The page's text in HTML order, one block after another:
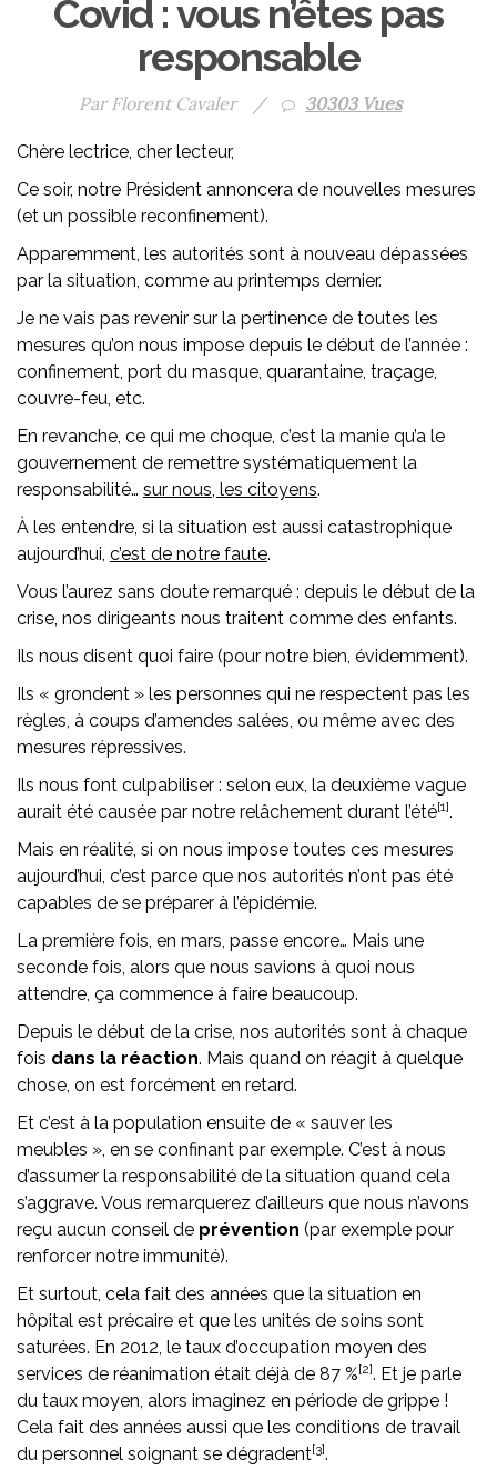
Covid : vous n’êtes pas
responsable
Par Florent Cavaler / 30303 Vues
Chère lectrice, cher lecteur,
Ce soir, notre Président annoncera de nouvelles mesures
(et un possible reconfinement).
Apparemment, les autorités sont à nouveau dépassées
par la situation, comme au printemps dernier.
Je ne vais pas revenir sur la pertinence de toutes les
mesures qu’on nous impose depuis le début de l’année :
confinement, port du masque, quarantaine, traçage,
couvre-feu, etc.
En revanche, ce qui me choque, c’est la manie qu’a le
gouvernement de remettre systématiquement la
responsabilité… sur nous, les citoyens.
À les entendre, si la situation est aussi catastrophique
aujourd’hui, c’est de notre faute.
Vous l’aurez sans doute remarqué : depuis le début de la
crise, nos dirigeants nous traitent comme des enfants.
Ils nous disent quoi faire (pour notre bien, évidemment).
Ils « grondent » les personnes qui ne respectent pas les
règles, à coups d’amendes salées, ou même avec des
mesures répressives.
Ils nous font culpabiliser : selon eux, la deuxième vague
aurait été causée par notre relâchement durant l’été[1].
Mais en réalité, si on nous impose toutes ces mesures
aujourd’hui, c’est parce que nos autorités n’ont pas été
capables de se préparer à l’épidémie.
La première fois, en mars, passe encore… Mais une
seconde fois, alors que nous savions à quoi nous
attendre, ça commence à faire beaucoup.
Depuis le début de la crise, nos autorités sont à chaque
fois dans la réaction. Mais quand on réagit à quelque
chose, on est forcément en retard.
Et c’est à la population ensuite de « sauver les
meubles », en se confinant par exemple. C’est à nous
d’assumer la responsabilité de la situation quand cela
s’aggrave. Vous remarquerez d’ailleurs que nous n’avons
reçu aucun conseil de prévention (par exemple pour
renforcer notre immunité).
Et surtout, cela fait des années que la situation en
hôpital est précaire et que les unités de soins sont
saturées. En 2012, le taux d’occupation moyen des
services de réanimation était déjà de 87 %[2]. Et je parle
du taux moyen, alors imaginez en période de grippe !
Cela fait des années aussi que les conditions de travail
du personnel soignant se dégradent[3].